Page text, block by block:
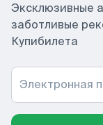
Эксклюзивные
заботливые
Купибилета
Электронная